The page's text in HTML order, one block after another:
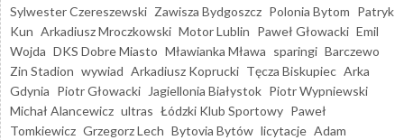
Sylwester Czereszewski Zawisza Bydgoszcz Polonia Bytom Patryk
Kun Arkadiusz Mroczkowski Motor Lublin Paweł Głowacki Emil
Wojda DKS Dobre Miasto Mławianka Mława sparingi Barczewo
Zin Stadion wywiad Arkadiusz Koprucki Tęcza Biskupiec Arka
Gdynia Piotr Głowacki Jagiellonia Białystok Piotr Wypniewski
Michał Alancewicz ultras Łódzki Klub Sportowy Paweł
Tomkiewicz Grzegorz Lech Bytovia Bytów licytacje Adam